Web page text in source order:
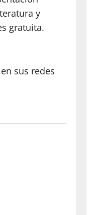
y
gratuita.
sus redes